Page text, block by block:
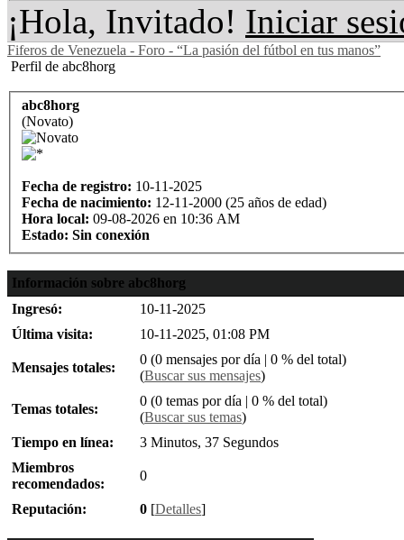
¡Hola, Invitado! Iniciar
Fiferos de Venezuela - Foro - “La pasión del fútbol en tus manos”
Perfil de abc8horg
abc8horg
(Novato)
Fecha de registro: 10-11-2025
Fecha de nacimiento: 12-11-2000 (25 años de edad)
Hora local: 09-08-2026 en 10:36 AM
Estado: Sin conexión
Información sobre abc8horg
Ingresó:
10-11-2025
Última visita:
10-11-2025, 01:08 PM
Mensajes totales:
0 (0 mensajes por día | 0 % del total)
(Buscar sus mensajes)
Temas totales:
0 (0 temas por día | 0 % del total)
(Buscar sus temas)
Tiempo en línea:
3 Minutos, 37 Segundos
Miembros
recomendados:
0
Reputación: 0 [Detalles]